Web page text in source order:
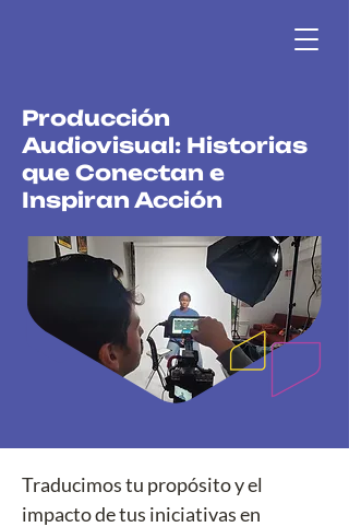
Producción
Audiovisual: Historias
que Conectan e
Inspiran Acción
Traducimos tu propósito y el
impacto de tus iniciativas en